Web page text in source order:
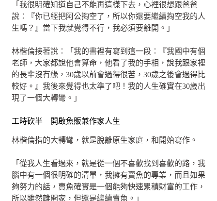
「我很明確知道自己不能再這樣下去，心裡很想跟爸爸
說：『你已經把阿公掏空了，所以你還要繼續掏空我的人
生嗎？』當下我就覺得不行，我必須要離開。」
林楷倫接著說：「我的書裡有寫到這一段：『我國中有個
老師，大家都說他會算命，他看了我的手相，說我跟家裡
的長輩沒有緣，30歲以前會過得很苦，30歲之後會過得比
較好。』我後來覺得也太準了吧！我的人生確實在30歲出
現了一個大轉彎。」
工時砍半 開啟魚販兼作家人生
林楷倫指的大轉彎，就是脫離原生家庭，和開始寫作。
「從我人生看過來，就是從一個不喜歡找到喜歡的路，我
腦中有一個很明確的清單，我擁有賣魚的專業，而且如果
夠努力的話，賣魚確實是一個能夠快速累積財富的工作，
所以雖然離開家，但還是繼續賣魚。」